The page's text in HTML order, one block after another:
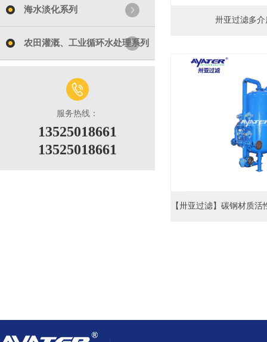
海水淡化系列
农田灌溉、工业循环水处理系列
服务热线：
13525018661
13525018661
卅亚过滤多